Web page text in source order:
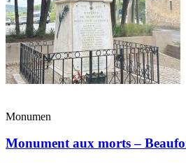
Monumen
Monument aux morts –